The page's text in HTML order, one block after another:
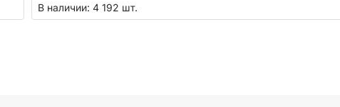
В наличии: 4 192 шт.